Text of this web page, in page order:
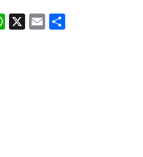
W
ha
X E
m
Pa
rt